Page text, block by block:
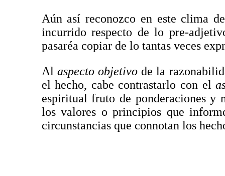
Aún así reconozco en este clima
incurrido respecto de lo pre-
pasaréa copiar de lo tantas veces
Al aspecto objetivode la
el hecho, cabe contrastarlo con el
espiritual fruto de ponderaciones y
los valores o principios que
circunstancias que connotan los